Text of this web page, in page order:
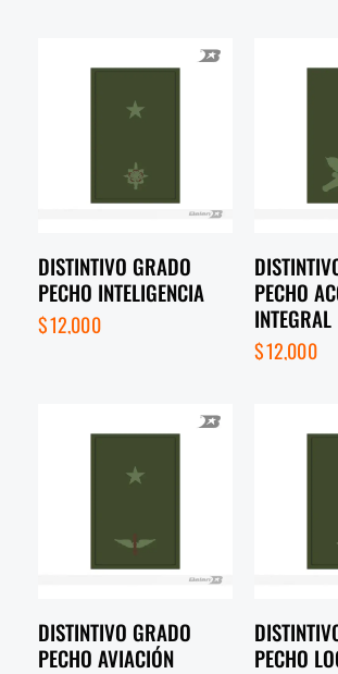
DISTINTIVO GRADO
PECHO INTELIGENCIA
$12,000
PECHO
INTEGRAL
$12,000
DISTINTIVO GRADO
PECHO AVIACIÓN
PECHO